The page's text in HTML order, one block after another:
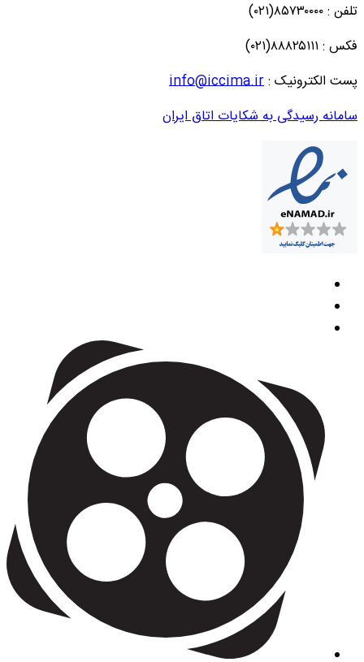
تلفن : ۸۵۷۳۰۰۰۰(۰۲۱)
فکس : ۸۸۸۲۵۱۱۱(۰۲۱)
پست الکترونیک :info@iccima.ir
سامانه رسیدگی به شکایات اتاق ایران